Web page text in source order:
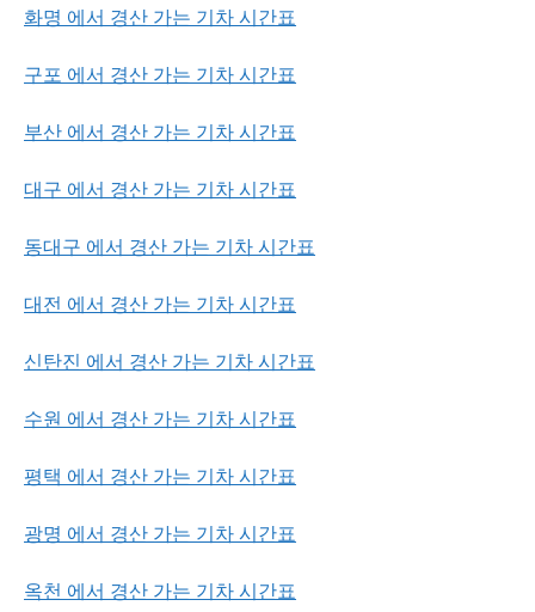
화명 에서 경산 가는 기차 시간표
구포 에서 경산 가는 기차 시간표
부산 에서 경산 가는 기차 시간표
대구 에서 경산 가는 기차 시간표
동대구 에서 경산 가는 기차 시간표
대전 에서 경산 가는 기차 시간표
신탄진 에서 경산 가는 기차 시간표
수원 에서 경산 가는 기차 시간표
평택 에서 경산 가는 기차 시간표
광명 에서 경산 가는 기차 시간표
옥천 에서 경산 가는 기차 시간표